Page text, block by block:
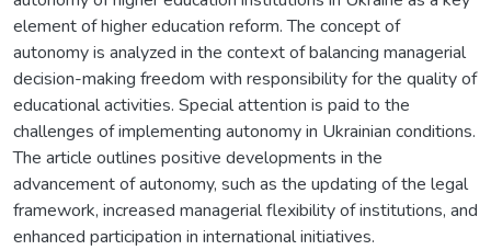
element of higher education reform. The concept of
autonomy is analyzed in the context of balancing managerial
decision-making freedom with responsibility for the quality of
educational activities. Special attention is paid to the
challenges of implementing autonomy in Ukrainian conditions.
The article outlines positive developments in the
advancement of autonomy, such as the updating of the legal
framework, increased managerial flexibility of institutions, and
enhanced participation in international initiatives.